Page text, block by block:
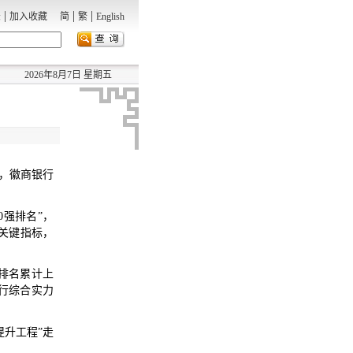
| 加入收藏 简 | 繁 | English
2026年8月7日 星期五